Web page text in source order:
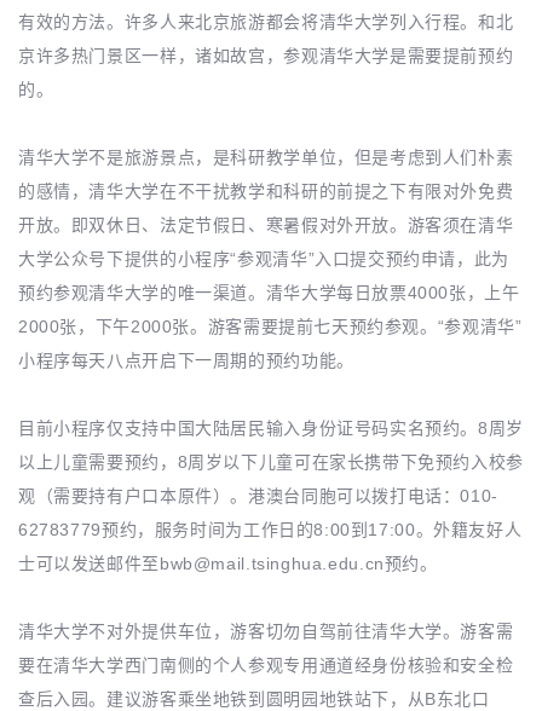
有效的方法。许多人来北京旅游都会将清华大学列入行程。和北
京许多热门景区一样，诸如故宫，参观清华大学是需要提前预约
的。
清华大学不是旅游景点，是科研教学单位，但是考虑到人们朴素
的感情，清华大学在不干扰教学和科研的前提之下有限对外免费
开放。即双休日、法定节假日、寒暑假对外开放。游客须在清华
大学公众号下提供的小程序“参观清华”入口提交预约申请，此为
预约参观清华大学的唯一渠道。清华大学每日放票4000张，上午
2000张，下午2000张。游客需要提前七天预约参观。“参观清华”
小程序每天八点开启下一周期的预约功能。
目前小程序仅支持中国大陆居民输入身份证号码实名预约。8周岁
以上儿童需要预约，8周岁以下儿童可在家长携带下免预约入校参
观（需要持有户口本原件）。港澳台同胞可以拨打电话：010-
62783779预约，服务时间为工作日的8:00到17:00。外籍友好人
士可以发送邮件至bwb@mail.tsinghua.edu.cn预约。
清华大学不对外提供车位，游客切勿自驾前往清华大学。游客需
要在清华大学西门南侧的个人参观专用通道经身份核验和安全检
查后入园。建议游客乘坐地铁到圆明园地铁站下，从B东北口